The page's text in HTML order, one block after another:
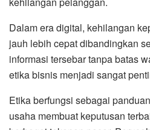
Dalam era digital, kehilangan
jauh lebih cepat dibandingkan
informasi tersebar tanpa batas
etika bisnis menjadi sangat
Etika berfungsi sebagai
usaha membuat keputusan